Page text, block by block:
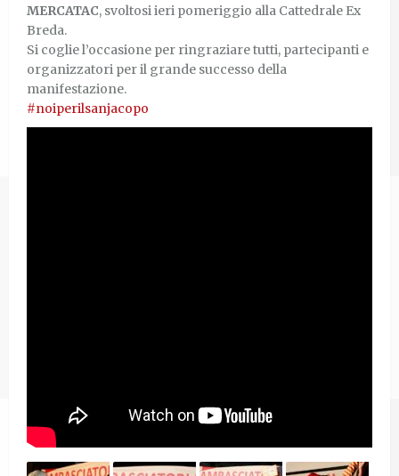
MERCATAC, svoltosi ieri pomeriggio alla Cattedrale Ex
Breda.
Si coglie l’occasione per ringraziare tutti, partecipanti e
organizzatori per il grande successo della
manifestazione.
#noiperilsanjacopo